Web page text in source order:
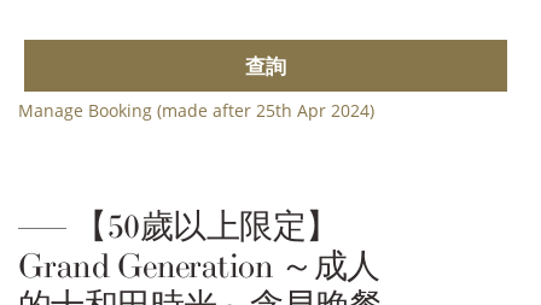
查詢
Manage Booking (made after 25th Apr 2024)
【50歲以上限定】
Grand Generation ～成人